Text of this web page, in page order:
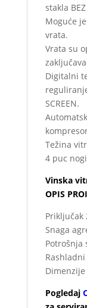
stakla
Moguće
vrata.
Vrata su
Digitalni
SCREEN.
Težina
4 puc
Vinska
OPIS
Priključak
Snaga
Potrošnja
Dimenzije
Pogledaj